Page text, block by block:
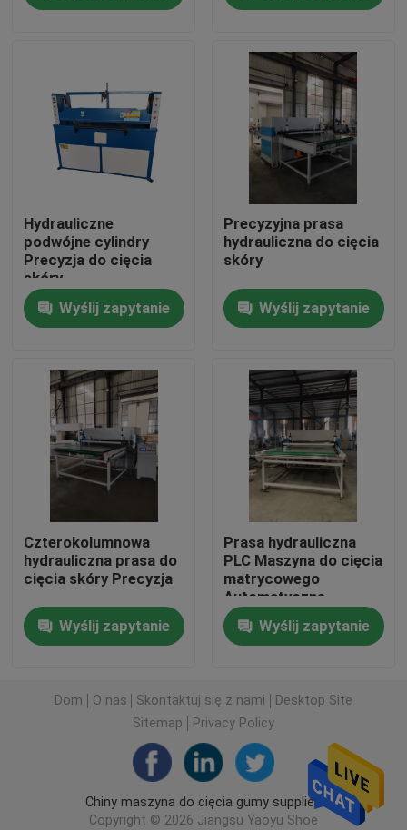
O nas
Kontrola jakości
Skontaktuj się z nami
Poprosić o wycenę
Hydrauliczna maszyna do cięcia
Hydrauliczna maszyna do cięcia ramion wahadłowych
Hydrauliczna skrawająca głowica tnąca
Rzuć maszynę do cięcia
Maszyna do cięcia tkanin
Maszyna do cięcia tkanin
Automatyczna maszyna do rozsiewania
Maszyna do tłoczenia ultradźwiękowego
Komputerowa maszyna do cięcia
Hydrauliczne
podwójne cylindry
Precyzja do cięcia
skóry
Wyślij zapytanie
Precyzyjna prasa
hydrauliczna do cięcia
skóry
Wyślij zapytanie
Czterokolumnowa
hydrauliczna prasa do
cięcia skóry Precyzja
Wyślij zapytanie
Prasa hydrauliczna
PLC Maszyna do cięcia
matrycowego
Automatyczne
podawanie
Wyślij zapytanie
Dom O nas Skontaktuj się z nami
Desktop Site
Sitemap
Privacy Policy
Chiny maszyna do cięcia gumy supplier.
Copyright © 2026 Jiangsu Yaoyu Shoe